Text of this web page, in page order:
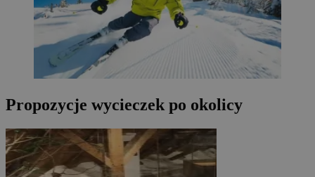
Propozycje wycieczek po okolicy